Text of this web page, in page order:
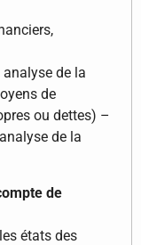
analyse de la
de
ou dettes) –
de la
de
états des